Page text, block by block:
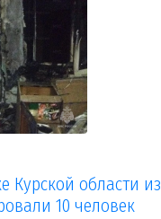
Курской области
10 человек